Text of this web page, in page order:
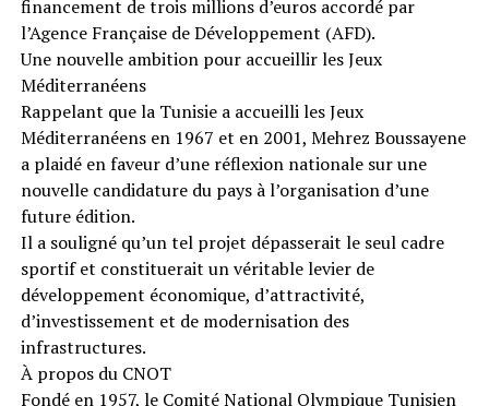
financement de trois millions d’euros accordé par
l’Agence Française de Développement (AFD).
Une nouvelle ambition pour accueillir les Jeux
Méditerranéens
Rappelant que la Tunisie a accueilli les Jeux
Méditerranéens en 1967 et en 2001, Mehrez Boussayene
a plaidé en faveur d’une réflexion nationale sur une
nouvelle candidature du pays à l’organisation d’une
future édition.
Il a souligné qu’un tel projet dépasserait le seul cadre
sportif et constituerait un véritable levier de
développement économique, d’attractivité,
d’investissement et de modernisation des
infrastructures.
À propos du CNOT
Fondé en 1957, le Comité National Olympique Tunisien